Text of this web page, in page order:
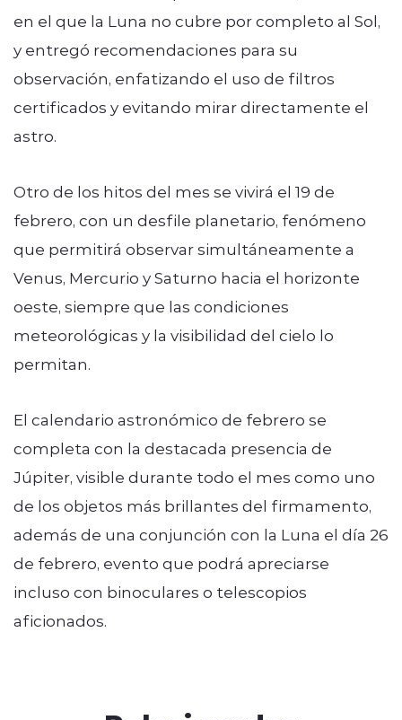
en el que la Luna no cubre por completo al Sol,
y entregó recomendaciones para su
observación, enfatizando el uso de filtros
certificados y evitando mirar directamente el
astro.
Otro de los hitos del mes se vivirá el 19 de
febrero, con un desfile planetario, fenómeno
que permitirá observar simultáneamente a
Venus, Mercurio y Saturno hacia el horizonte
oeste, siempre que las condiciones
meteorológicas y la visibilidad del cielo lo
permitan.
El calendario astronómico de febrero se
completa con la destacada presencia de
Júpiter, visible durante todo el mes como uno
de los objetos más brillantes del firmamento,
además de una conjunción con la Luna el día 26
de febrero, evento que podrá apreciarse
incluso con binoculares o telescopios
aficionados.